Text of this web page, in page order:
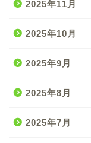
2025年11月
2025年10月
2025年9月
2025年8月
2025年7月